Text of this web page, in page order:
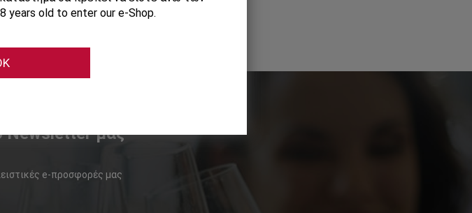
Newsletter μας
e-προσφορές μας
years old to enter our e-Shop.